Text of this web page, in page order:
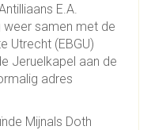
E.A.
weer samen met de
Utrecht (EBGU)
Jeruelkapel aan de
adres
Mijnals Doth